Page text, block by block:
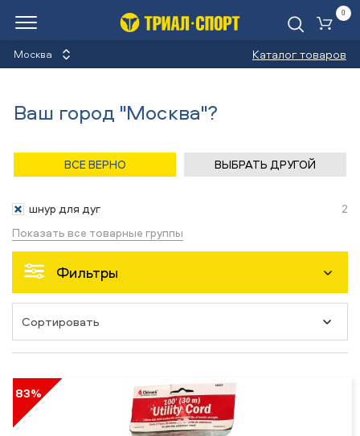
Москва Каталог товаров
0
Запчасти
шнур для дуг
2
Показать все товарные группы
Фильтры
83%
Ваш город "Москва"?
ВСЕ ВЕРНО ВЫБРАТЬ ДРУГОЙ